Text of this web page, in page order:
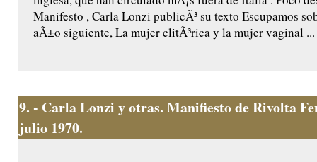
Manifesto , Carla Lonzi publicÃ³ su texto Escupamos
aÃ±o siguiente, La mujer clitÃ³rica y la mujer vaginal ...
9. - Carla Lonzi y otras. Manifiesto de Rivolta
julio 1970.